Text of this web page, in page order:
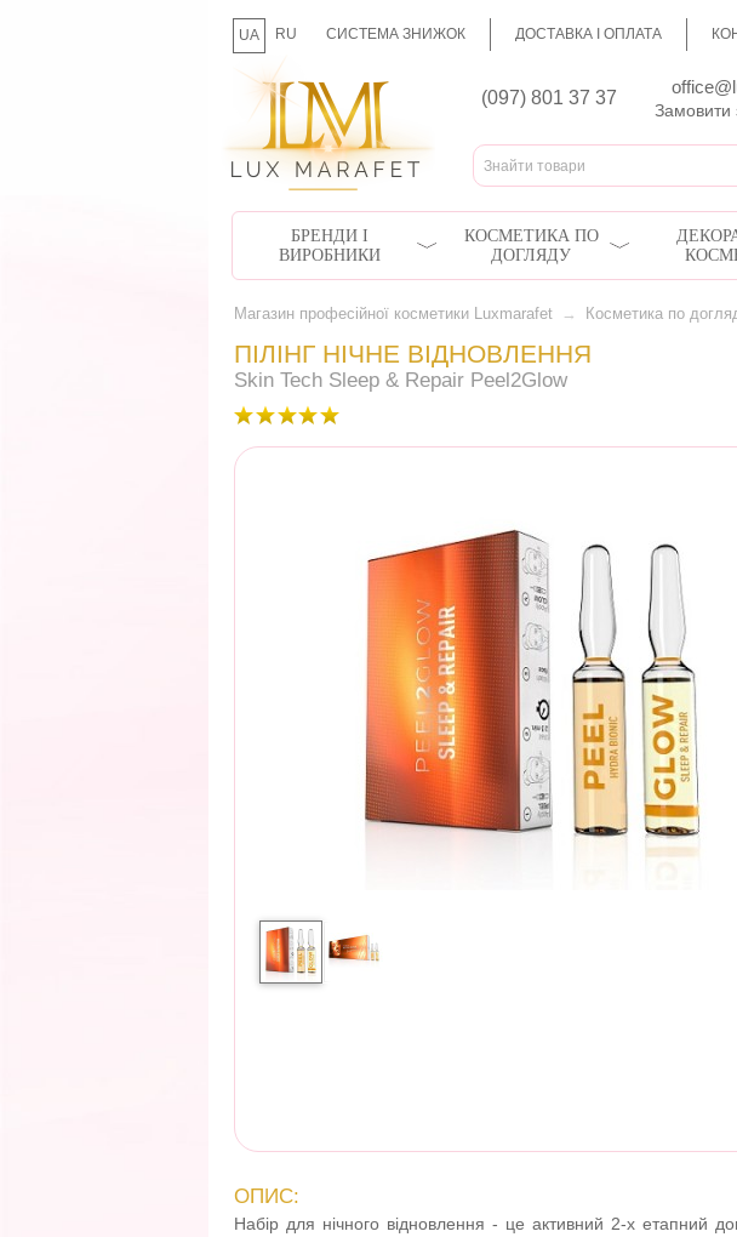
UA RU СИСТЕМА ЗНИЖОК ДОСТАВКА І ОПЛАТА
(097) 801 37 37
Замовити
БРЕНДИ І
ВИРОБНИКИ
КОСМЕТИКА ПО
ДОГЛЯДУ
Магазин професійної косметики Luxmarafet → Косметика по
ПІЛІНГ НІЧНЕ ВІДНОВЛЕННЯ
Skin Tech Sleep & Repair Peel2Glow
ОПИС:
Набір для нічного відновлення - це активний 2-х етапний